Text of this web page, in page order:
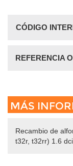
CÓDIGO
REFERENCIA
MÁS
Recambio de
t32r, t32rr) 1.6